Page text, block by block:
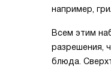
например,
Всем этим
разрешения,
блюда.